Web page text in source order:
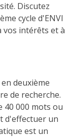
Discutez
cycle d'ENVI
intérêts et à
deuxième
de recherche.
40 000 mots ou
d'effectuer un
est un